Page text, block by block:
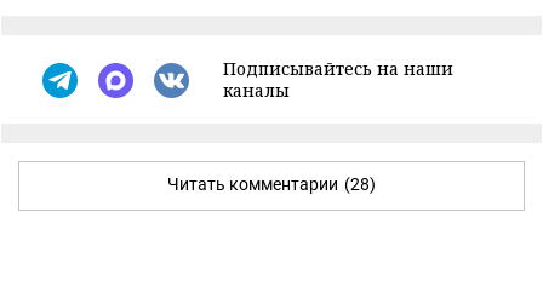
Подписывайтесь на наши
каналы
Читать комментарии (28)